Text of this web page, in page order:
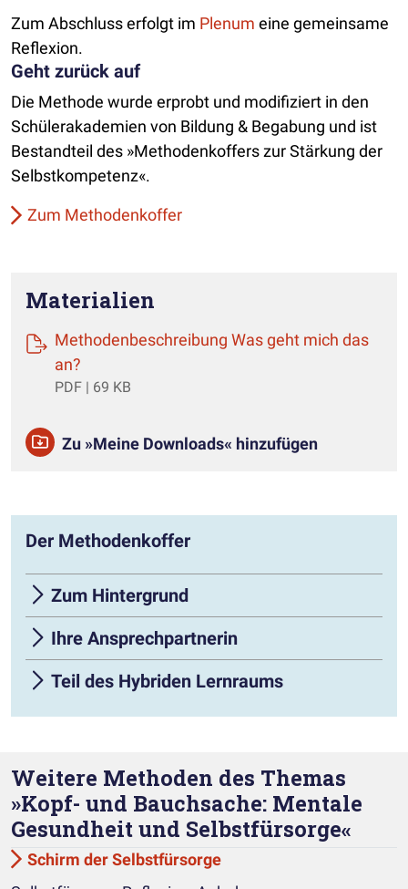
Zum Abschluss erfolgt im Plenum eine gemeinsame
Reflexion.
Geht zurück auf
Die Methode wurde erprobt und modifiziert in den
Schülerakademien von Bildung & Begabung und ist
Bestandteil des »Methodenkoffers zur Stärkung der
Selbstkompetenz«.
Zum Methodenkoffer
Materialien
Methodenbeschreibung Was geht mich das
an?
PDF | 69 KB
Zu »Meine Downloads« hinzufügen
Der Methodenkoffer
Zum Hintergrund
Ihre Ansprechpartnerin
Teil des Hybriden Lernraums
Weitere Methoden des Themas
»Kopf- und Bauchsache: Mentale
Gesundheit und Selbstfürsorge«
Schirm der Selbstfürsorge